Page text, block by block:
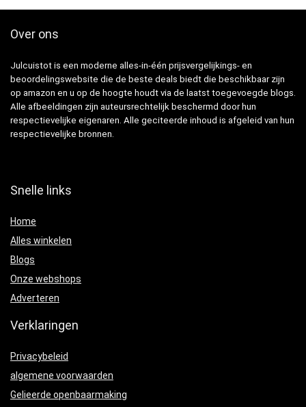
Over ons
Julcuistot is een moderne alles-in-één prijsvergelijkings- en
beoordelingswebsite die de beste deals biedt die beschikbaar zijn
op amazon en u op de hoogte houdt via de laatst toegevoegde blogs.
Alle afbeeldingen zijn auteursrechtelijk beschermd door hun
respectievelijke eigenaren. Alle geciteerde inhoud is afgeleid van hun
respectievelijke bronnen.
Snelle links
Home
Alles winkelen
Blogs
Onze webshops
Adverteren
Verklaringen
Privacybeleid
algemene voorwaarden
Gelieerde openbaarmaking